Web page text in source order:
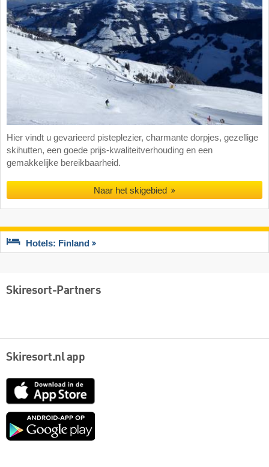
Hier vindt u gevarieerd pisteplezier, charmante dorpjes, gezellige
skihutten, een goede prijs-kwaliteitverhouding en een
gemakkelijke bereikbaarheid.
Naar het skigebied
Hotels: Finland
Skiresort-Partners
Skiresort.nl app
App
Google